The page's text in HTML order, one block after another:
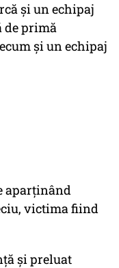
şi un echipaj
de primă
şi un echipaj
aparţinând
victima fiind
şi preluat